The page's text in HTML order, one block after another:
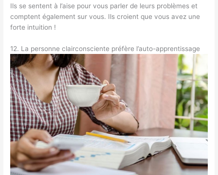
Ils se sentent à l’aise pour vous parler de leurs problèmes et
comptent également sur vous. Ils croient que vous avez une
forte intuition !
12. La personne clairconsciente préfère l’auto-apprentissage